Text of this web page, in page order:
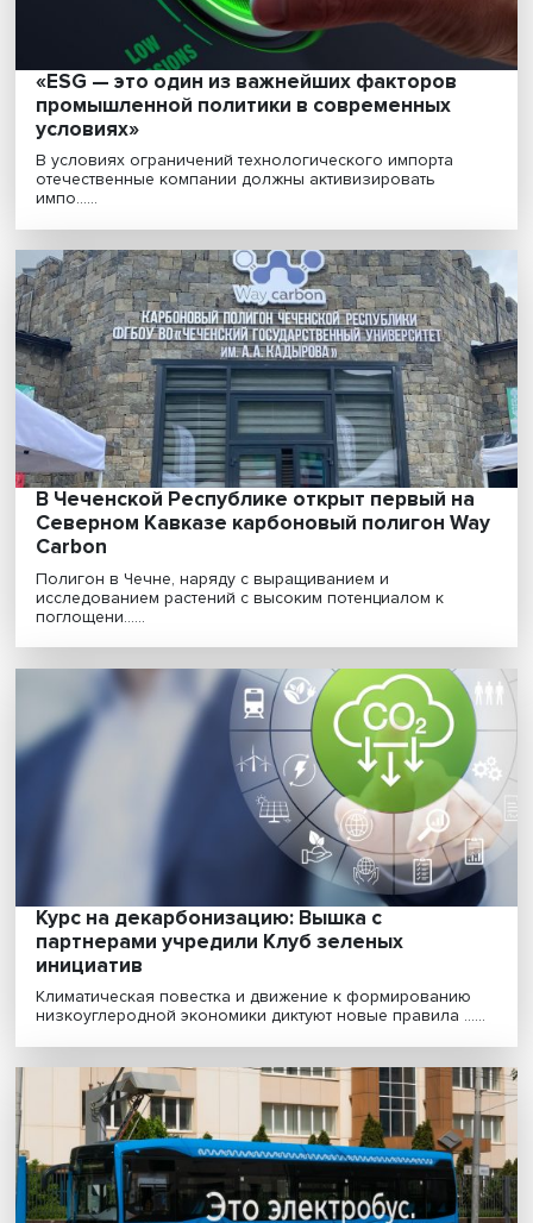
Как будет работать система торговли выбросами,
место в безуглеродном мире займет атомная эн......
«ESG — это один из важнейших факторов
промышленной политики в современных
условиях»
В условиях ограничений технологического импорта
отечественные компании должны активизировать
импо......
В Чеченской Республике открыт первый
Северном Кавказе карбоновый полигон
Carbon
Полигон в Чечне, наряду с выращиванием и
исследованием растений с высоким потенциалом к
поглощени......